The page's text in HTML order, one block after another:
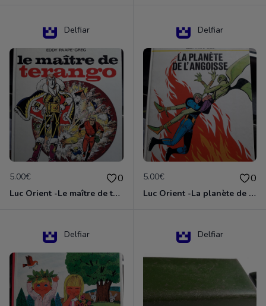
Delfiar
5.00€ 0
Luc Orient -Le maître de terango
Delfiar
5.00€ 0
Luc Orient -La planète de l'angoisse
Delfiar Delfiar